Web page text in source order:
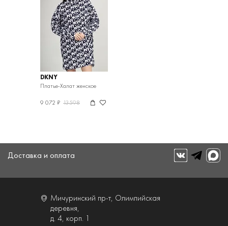
DKNY
Платье-Халат женское
9 072 ₽ 13598
Доставка и оплата
Мичуринский пр-т, Олимпийская
деревня,
д. 4, корп. 1